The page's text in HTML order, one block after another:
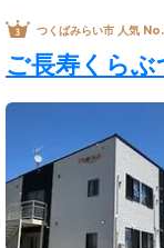
つくばみらい市 人気
ご長寿くら